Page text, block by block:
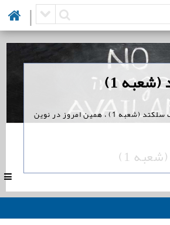
|
1)
برای پیگیری اخبار بوتیک سلکتد (شعبه 1) ، همین امروز در نوین
1)